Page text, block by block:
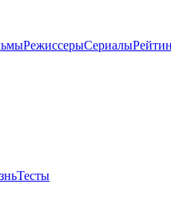
РежиссерыСериалы
Тесты